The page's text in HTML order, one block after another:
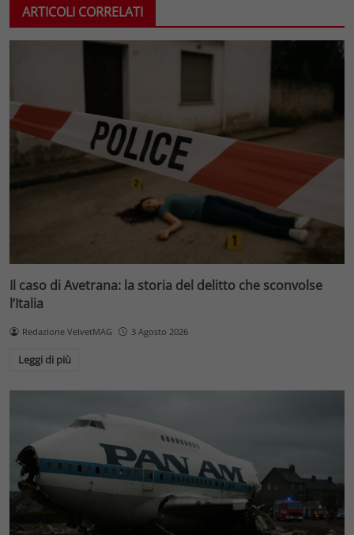
ARTICOLI CORRELATI
Il caso di Avetrana: la storia del delitto che sconvolse
l’Italia
Redazione VelvetMAG 3 Agosto 2026
Leggi di più